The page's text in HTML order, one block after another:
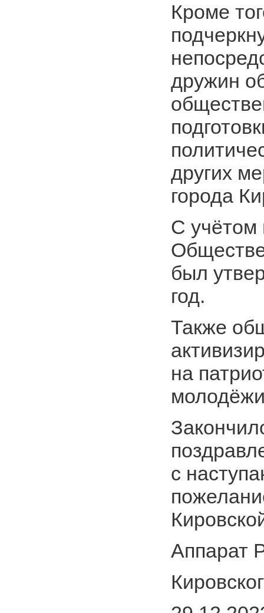
Кроме
дружин
других
города
С учётом
был
год.
Также
на
с
Аппарат